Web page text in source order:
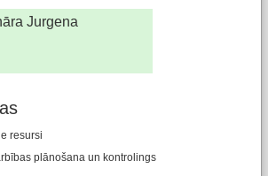
Jurgena
resursi
plānošana un kontrolings